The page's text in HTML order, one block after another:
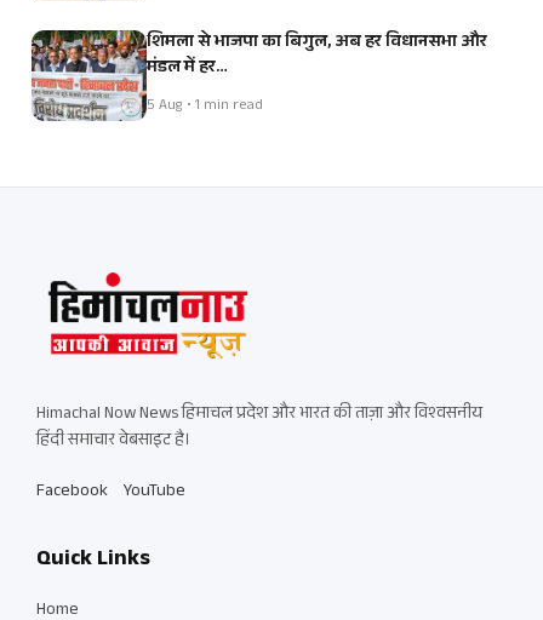
शिमला से भाजपा का बिगुल, अब हर विधानसभा और
मंडल में हर…
5 Aug • 1 min read
Himachal Now News हिमाचल प्रदेश और भारत की ताज़ा और विश्वसनीय
हिंदी समाचार वेबसाइट है।
Facebook YouTube
Quick Links
Home